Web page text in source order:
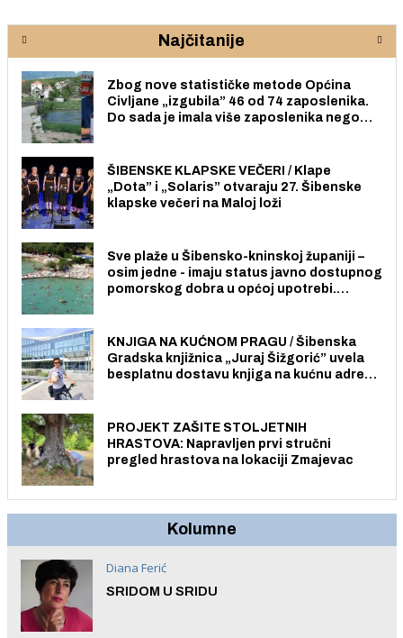
Najčitanije
Zbog nove statističke metode Općina
Civljane „izgubila” 46 od 74 zaposlenika.
Do sada je imala više zaposlenika nego
ŠIBENSKE KLAPSKE VEČERI / Klape
„Dota” i „Solaris” otvaraju 27. Šibenske
klapske večeri na Maloj loži
Sve plaže u Šibensko-kninskoj županiji –
osim jedne - imaju status javno dostupnog
pomorskog dobra u općoj upotrebi.
KNJIGA NA KUĆNOM PRAGU / Šibenska
Gradska knjižnica „Juraj Šižgorić” uvela
besplatnu dostavu knjiga na kućnu adresu
PROJEKT ZAŠITE STOLJETNIH
HRASTOVA: Napravljen prvi stručni
pregled hrastova na lokaciji Zmajevac
Kolumne
Diana Ferić
SRIDOM U SRIDU